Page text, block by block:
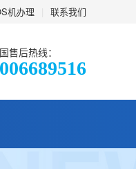
机办理 联系我们
售后热线：